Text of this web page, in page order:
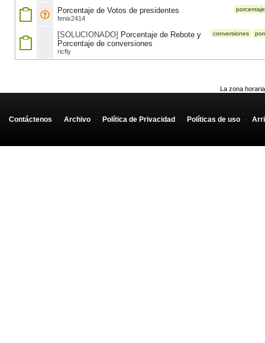
porcentaje
Porcentaje de Votos de presidentes
fenix2414
conversiones
[SOLUCIONADO] Porcentaje de Rebote y
Porcentaje de conversiones
ricfly
La zona
Contáctenos - Archivo - Política de Privacidad - Políticas de uso -